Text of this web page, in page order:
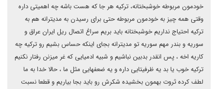
خودمون مربوطه خوشبختانه، ترکیه هر جا که هست باشه چه اهمیتی داره
وقتی همه چیز به خودمون مربوطه حتی برای رسیدن به مدیترانه هم به
ترکیه احتیاج نداریم خوشبختانه باید بریم سراغ اتصال ریل ایران عراق و
سوریه و بندر مهم سوریه تو مدیترانه بجای اینکه حساس بشیم رو ترکیه چه
کاریه اخه ، پس انقدر بدبین نباشیم و شبیه ادمیایی که غر میزنن رفتار نکنیم
ترکیه خوب یا بد یه ظرفیتایی داره و یه ضعفهایی مثل ما ، حالا خدا به ما
لطف کرده ثروت بهمون بخشیده شکرش رو باید بجا بیاریم و قطعا نسبت